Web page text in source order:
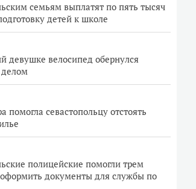
семьям выплатят по пять тысяч
детей к школе
девушке велосипед обернулся
помогла севастопольцу отстоять
полицейские помогли трем
документы для службы по